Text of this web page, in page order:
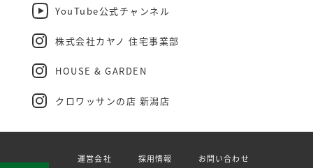
YouTube公式チャンネル
株式会社カヤノ 住宅事業部
HOUSE & GARDEN
クロワッサンの店 新潟店
運営会社 採用情報 お問い合わせ